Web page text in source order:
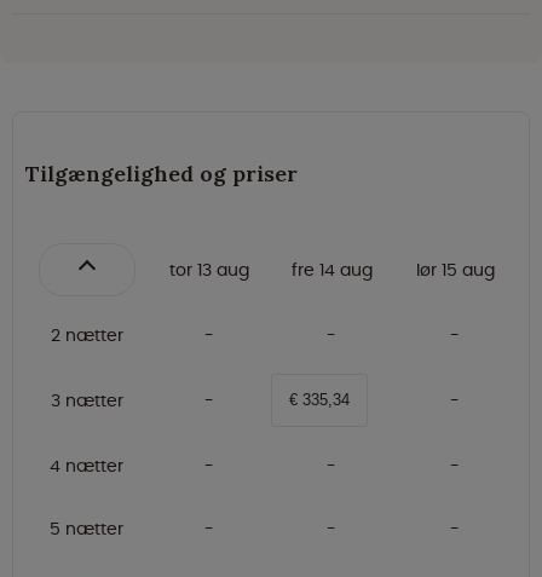
Tilgængelighed og priser
tor 13 aug fre 14 aug lør 15 aug
2 nætter
3 nætter € 335,34
4 nætter
5 nætter